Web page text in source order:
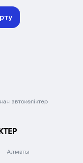
автокөліктер
Алматы